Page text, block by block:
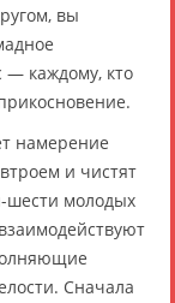
вы
— каждому, кто
намерение
и чистят
шести молодых
Сначала